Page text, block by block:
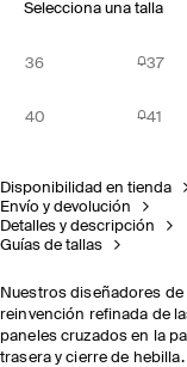
Selecciona una talla
36 37
40 41
Disponibilidad en tienda
Envío y devolución
Detalles y descripción
Guías de tallas
Nuestros diseñadores
reinvención refinada de
paneles cruzados en la
trasera y cierre de